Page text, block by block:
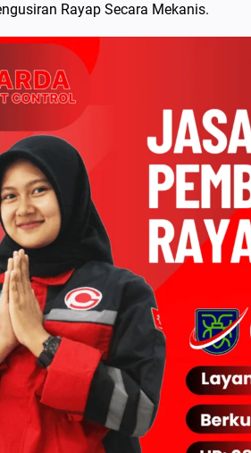
Rayap Secara Mekanis.